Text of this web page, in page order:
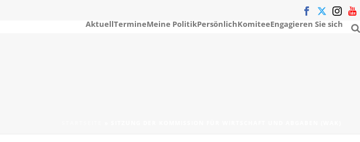
AktuellTermineMeine PolitikPersönlichKomiteeEngagieren Sie sich